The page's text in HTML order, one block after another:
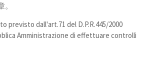
。
previsto dall'art.71 del D.P.R.445/2000
Amministrazione di effettuare controlli